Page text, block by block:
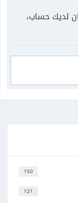
لديك حساب،
150
121